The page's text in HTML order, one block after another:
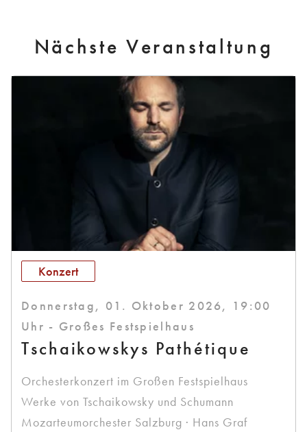
Nächste Veranstaltung
Konzert
Donnerstag, 01. Oktober 2026, 19:00
Uhr - Großes Festspielhaus
Tschaikowskys Pathétique
Orchesterkonzert im Großen Festspielhaus
Werke von Tschaikowsky und Schumann
Mozarteumorchester Salzburg · Hans Graf